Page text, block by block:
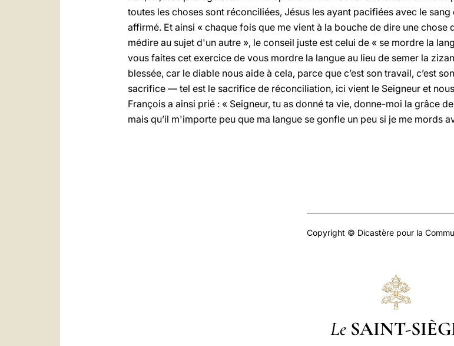
toutes les choses sont réconciliées, Jésus les ayant pacifiées avec le
affirmé. Et ainsi « chaque fois que me vient à la bouche de dire une chose
médire au sujet d'un autre », le conseil juste est celui de « se mordre la
vous faites cet exercice de vous mordre la langue au lieu de semer la
blessée, car le diable nous aide à cela, parce que c’est son travail, c’est
sacrifice — tel est le sacrifice de réconciliation, ici vient le Seigneur et
François a ainsi prié : « Seigneur, tu as donné ta vie, donne-moi la grâce
mais qu’il m'importe peu que ma langue se gonfle un peu si je me mords
Copyright © Dicastère pour la
Le SAINT-